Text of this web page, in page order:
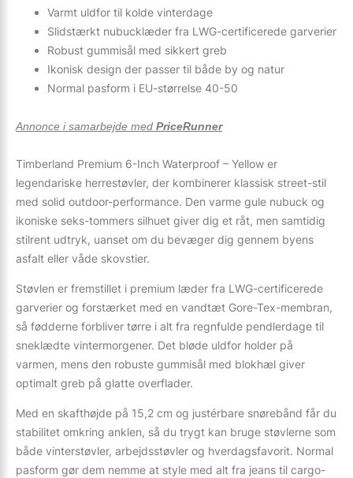
Varmt uldfor til kolde vinterdage
Slidstærkt nubucklæder fra LWG-certificerede garverier
Robust gummisål med sikkert greb
Ikonisk design der passer til både by og natur
Normal pasform i EU-størrelse 40-50
Annonce i samarbejde med PriceRunner
Timberland Premium 6-Inch Waterproof – Yellow er
legendariske herrestøvler, der kombinerer klassisk street-stil
med solid outdoor-performance. Den varme gule nubuck og
ikoniske seks-tommers silhuet giver dig et råt, men samtidig
stilrent udtryk, uanset om du bevæger dig gennem byens
asfalt eller våde skovstier.
Støvlen er fremstillet i premium læder fra LWG-certificerede
garverier og forstærket med en vandtæt Gore-Tex-membran,
så fødderne forbliver tørre i alt fra regnfulde pendlerdage til
sneklædte vintermorgener. Det bløde uldfor holder på
varmen, mens den robuste gummisål med blokhæl giver
optimalt greb på glatte overflader.
Med en skafthøjde på 15,2 cm og justérbare snørebånd får du
stabilitet omkring anklen, så du trygt kan bruge støvlerne som
både vinterstøvler, arbejdsstøvler og hverdagsfavorit. Normal
pasform gør dem nemme at style med alt fra jeans til cargo-